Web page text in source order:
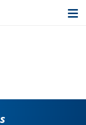
- Satzung